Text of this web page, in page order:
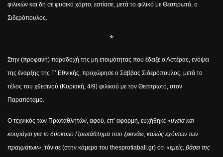
φιλικών και δη σε φυσικό χόρτο, εστίασε, μετά το φιλικό με Θεσπρωτό, ο
Σιδερόπουλος.
*
Στην (προφανή) παραδοχή της μη ετοιμότητας που έδειξε ο Αστέρας, ενόψει
της έναρξης της Γ’ Εθνικής, προχώρησε ο Σάββας Σιδερόπουλος, μετά το
τέλος του χθεσινού (Κυριακή, 4/9) φιλικού με τον Θεσπρωτό, στον
Παραπόταμο.
Ο τεχνικός των Πρωταθλητών, αφού, επ’ αφορμή, ευχήθηκε «υγεία και
κουράγιο για το δύσκολο Πρωτάθλημα που ξεκινάει, καλώς εχόντων των
πραγμάτων», τόνισε (στην κάμερα του thesprotiaball .gr) ότι «εμείς, βάσει της